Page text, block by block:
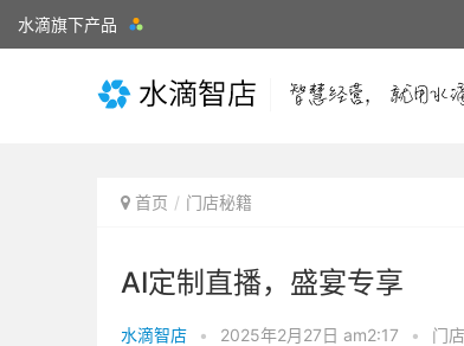
水滴旗下产品
首页 门店秘籍
AI定制直播，盛宴专享
水滴智店 • 2025年2月27日 am2:17 • 门